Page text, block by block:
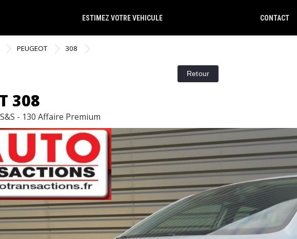
ESTIMEZ VOTRE VEHICULE CONTACT
PEUGEOT 308
308
- 130 Affaire Premium